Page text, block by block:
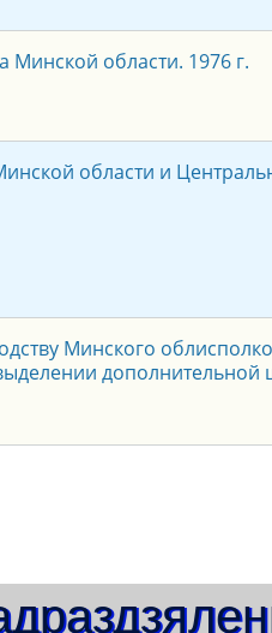
Минской области. 1976 г.
области и
Минского
дополнительной